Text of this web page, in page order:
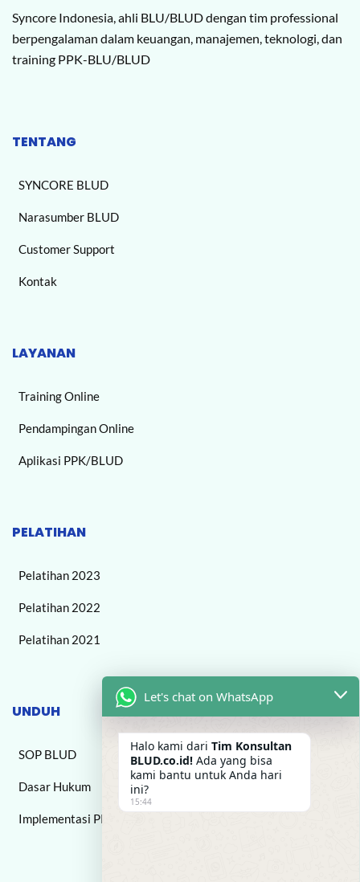
Syncore Indonesia, ahli BLU/BLUD dengan tim professional
berpengalaman dalam keuangan, manajemen, teknologi, dan
training PPK-BLU/BLUD
TENTANG
SYNCORE BLUD
Narasumber BLUD
Customer Support
Kontak
LAYANAN
Training Online
Pendampingan Online
Aplikasi PPK/BLUD
PELATIHAN
Pelatihan 2023
Pelatihan 2022
Pelatihan 2021
UNDUH
SOP BLUD
Dasar Hukum
Implementasi PPK BLUD
Let's chat on WhatsApp
Halo kami dari Tim Konsultan
BLUD.co.id! Ada yang bisa
kami bantu untuk Anda hari
ini?
15:44